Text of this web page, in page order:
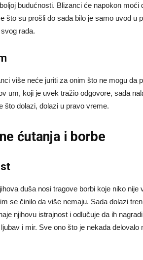
budućnosti. Blizanci će napokon moći
što su prošli do sada bilo je samo uvod u
rada.
više neće juriti za onim što ne mogu da
um, koji je uvek tražio odgovore, sada
što dolazi, dolazi u pravo vreme.
ćutanja i borbe
duša nosi tragove borbi koje niko nije
se činilo da više nemaju. Sada dolazi
njihovu istrajnost i odlučuje da ih
i mir. Sve ono što je nekada delovalo